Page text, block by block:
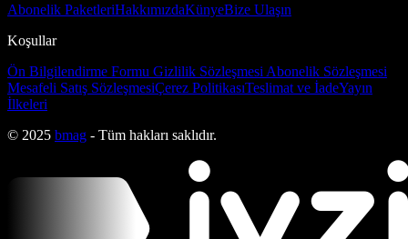
Abonelik PaketleriHakkımızdaKünyeBize Ulaşın
Koşullar
Ön Bilgilendirme Formu Gizlilik Sözleşmesi Abonelik Sözleşmesi
Mesafeli Satış SözleşmesiÇerez PolitikasıTeslimat ve İadeYayın
İlkeleri
© 2025 bmag - Tüm hakları saklıdır.